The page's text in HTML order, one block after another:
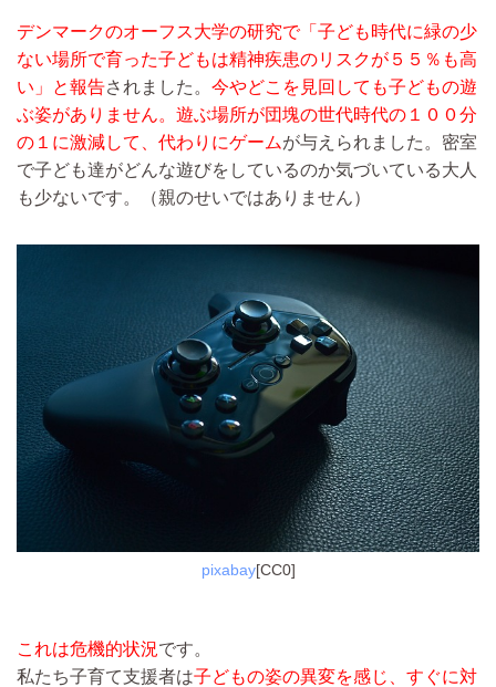
デンマークのオーフス大学の研究で「子ども時代に緑の少
ない場所で育った子どもは精神疾患のリスクが５５％も高
い」と報告されました。 今やどこを見回しても子どもの遊
ぶ姿がありません。 遊ぶ場所が団塊の世代時代の１００分
の１に激減して、代わりにゲームが与えられました。密室
で子ども達がどんな遊びをしているのか気づいている大人
も少ないです。（親のせいではありません）
pixabay[CC0]
これは危機的状況です。
私たち子育て支援者は子どもの姿の異変を感じ、すぐに対